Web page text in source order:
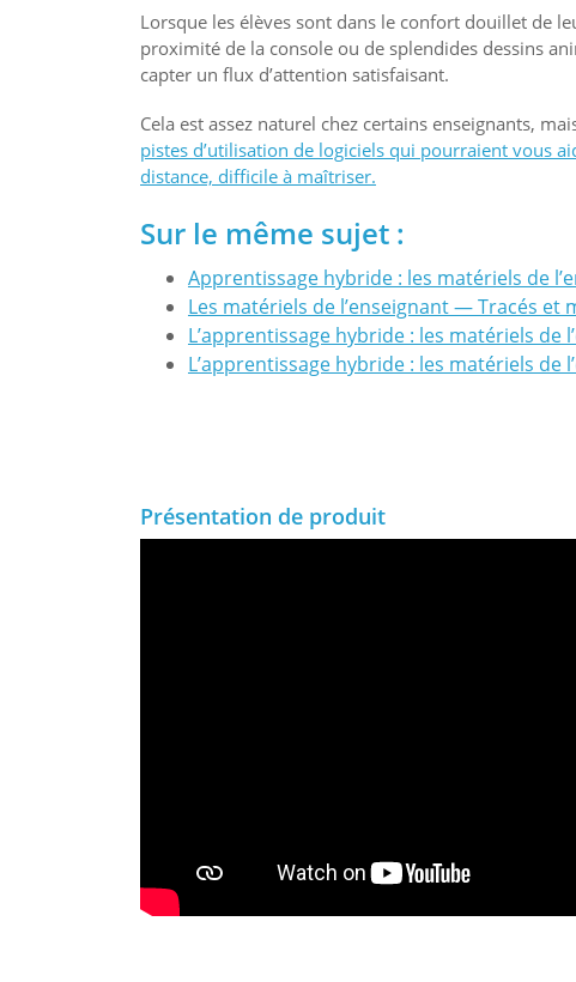
Lorsque les élèves sont dans le confort douillet de
proximité de la console ou de splendides dessins
capter un flux d’attention satisfaisant.
Cela est assez naturel chez certains enseignants,
pistes d’utilisation de logiciels qui pourraient vous
distance, difficile à maîtriser.
Sur le même sujet :
Apprentissage hybride : les matériels de
Les matériels de l’enseignant — Tracés
L’apprentissage hybride : les matériels de
L’apprentissage hybride : les matériels
Présentation de produit